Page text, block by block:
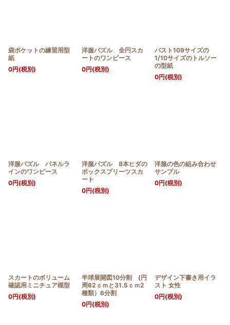
袋ポケットの練習用型
紙
0円(税別)
洋服パズル 全円スカ
ートのワンピース
0円(税別)
バスト109サイズの
1/10サイズのトルソー
の型紙
0円(税別)
洋服パズル パネルラ
インのワンピース
0円(税別)
洋服パズル 8本ヒダの
ボックスプリーツスカ
ート
0円(税別)
洋服の色の組み合わせ
サンプル
0円(税別)
スカートのボリューム
確認用ミニチュア模型
0円(税別)
半球展開図10分割 (円
周62ｃｍと31.5ｃｍ2
種類）6分割
0円(税別)
デザイン下書き用イラ
スト 女性
0円(税別)